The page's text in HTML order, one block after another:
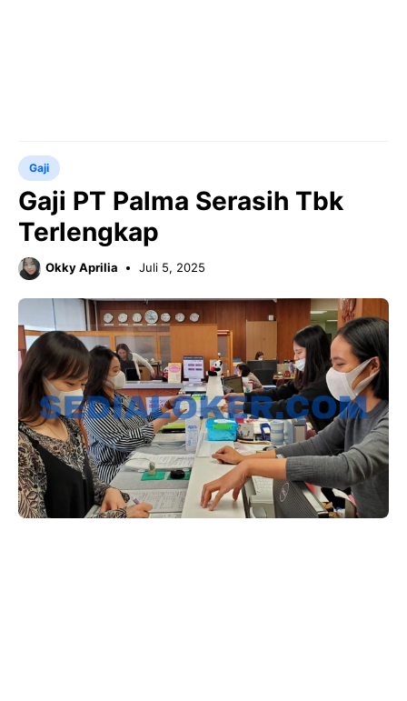
Gaji
Gaji PT Palma Serasih Tbk
Terlengkap
Okky Aprilia Juli 5, 2025